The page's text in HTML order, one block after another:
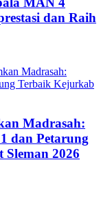
dan Raih
Madrasah:
dan Petarung
2026